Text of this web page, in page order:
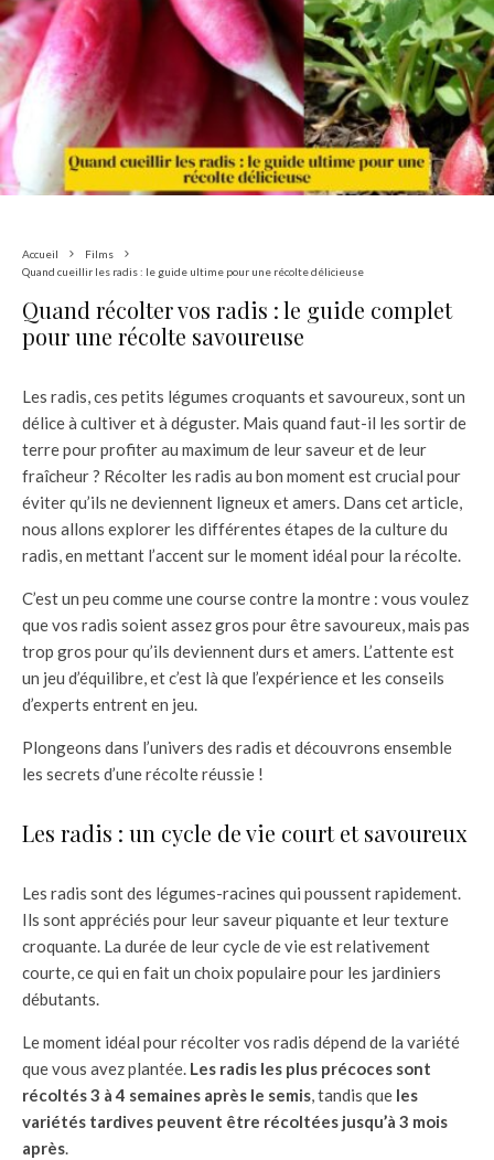
Accueil
Films
Quand cueillir les radis : le guide ultime pour une récolte délicieuse
Quand récolter vos radis : le guide complet
pour une récolte savoureuse
Les radis, ces petits légumes croquants et savoureux, sont un
délice à cultiver et à déguster. Mais quand faut-il les sortir de
terre pour profiter au maximum de leur saveur et de leur
fraîcheur ? Récolter les radis au bon moment est crucial pour
éviter qu’ils ne deviennent ligneux et amers. Dans cet article,
nous allons explorer les différentes étapes de la culture du
radis, en mettant l’accent sur le moment idéal pour la récolte.
C’est un peu comme une course contre la montre : vous voulez
que vos radis soient assez gros pour être savoureux, mais pas
trop gros pour qu’ils deviennent durs et amers. L’attente est
un jeu d’équilibre, et c’est là que l’expérience et les conseils
d’experts entrent en jeu.
Plongeons dans l’univers des radis et découvrons ensemble
les secrets d’une récolte réussie !
Les radis : un cycle de vie court et savoureux
Les radis sont des légumes-racines qui poussent rapidement.
Ils sont appréciés pour leur saveur piquante et leur texture
croquante. La durée de leur cycle de vie est relativement
courte, ce qui en fait un choix populaire pour les jardiniers
débutants.
Le moment idéal pour récolter vos radis dépend de la variété
que vous avez plantée. Les radis les plus précoces sont
récoltés 3 à 4 semaines après le semis, tandis que les
variétés tardives peuvent être récoltées jusqu’à 3 mois
après.